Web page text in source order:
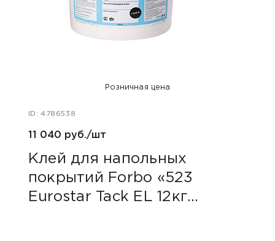
Розничная цена
ID: 4786538
11 040 руб./шт
Клей для напольных
покрытий Forbo «523
Eurostar Tack EL 12кг